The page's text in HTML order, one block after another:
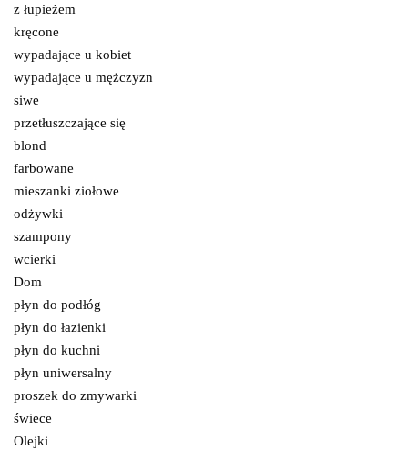
z łupieżem
kręcone
wypadające u kobiet
wypadające u mężczyzn
siwe
przetłuszczające się
blond
farbowane
mieszanki ziołowe
odżywki
szampony
wcierki
Dom
płyn do podłóg
płyn do łazienki
płyn do kuchni
płyn uniwersalny
proszek do zmywarki
świece
Olejki